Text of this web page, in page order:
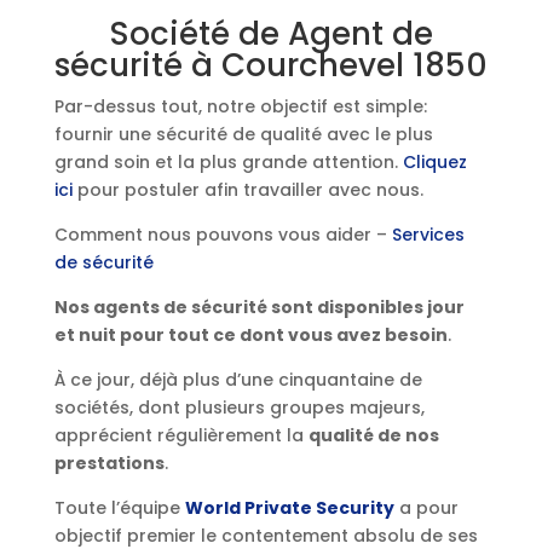
Société de Agent de
sécurité à Courchevel 1850
Par-dessus tout, notre objectif est simple:
fournir une sécurité de qualité avec le plus
grand soin et la plus grande attention. Cliquez
icipour postuler afin travailler avec nous.
Comment nous pouvons vous aider – Services
de sécurité
Nos agents de sécurité sont disponibles jour
et nuit pour tout ce dont vous avez besoin.
À ce jour, déjà plus d’une cinquantaine de
sociétés, dont plusieurs groupes majeurs,
apprécient régulièrement la qualité de nos
prestations.
Toute l’équipe World Private Securitya pour
objectif premier le contentement absolu de ses